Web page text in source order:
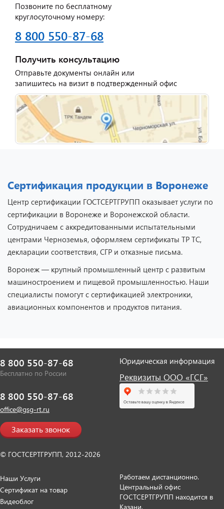
Позвоните по бесплатному
круглосуточному номеру:
8 800 550-87-68
Получить консультацию
Отправьте документы онлайн или
запишитесь на визит в подтвержденный офис
Сертификация продукции в Воронеже
Центр сертификации ГОСТСЕРТГРУПП оказывает услуги по
сертификации в Воронеже и Воронежской области.
Сотрудничаем с аккредитованными испытательными
центрами Черноземья, оформляем сертификаты ТР ТС,
декларации соответствия, СГР и отказные письма.
Воронеж — крупный промышленный центр с развитым
машиностроением и пищевой промышленностью. Наши
специалисты помогут с сертификацией электроники,
авиационных компонентов и продуктов питания.
8 800 550-87-68
Бесплатно по России
8 800 550-87-68
office@gsg-rt.ru
Заказать звонок
© ГОСТСЕРТГРУПП, 2012-2026
Юридическая информация
Реквизиты ООО «ГСГ»
Наши Услуги
Сертификат на товар
Видеоблог
Работаем дистанционно.
Центральный офис
ГОСТСЕРТГРУПП находится в
Казани.